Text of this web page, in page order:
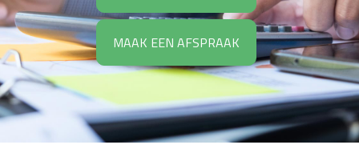
MAAK EEN AFSPRAAK